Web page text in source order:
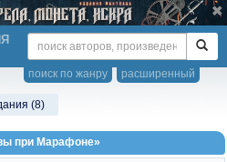
расширенный
поиск по жанру
(8)
при Марафоне»